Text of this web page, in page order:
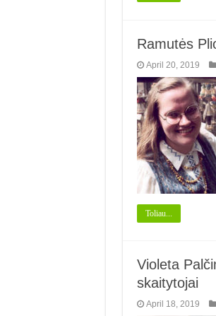
Ramutės
April 20, 2019
Toliau...
Violeta
skaitytojai
April 18, 2019